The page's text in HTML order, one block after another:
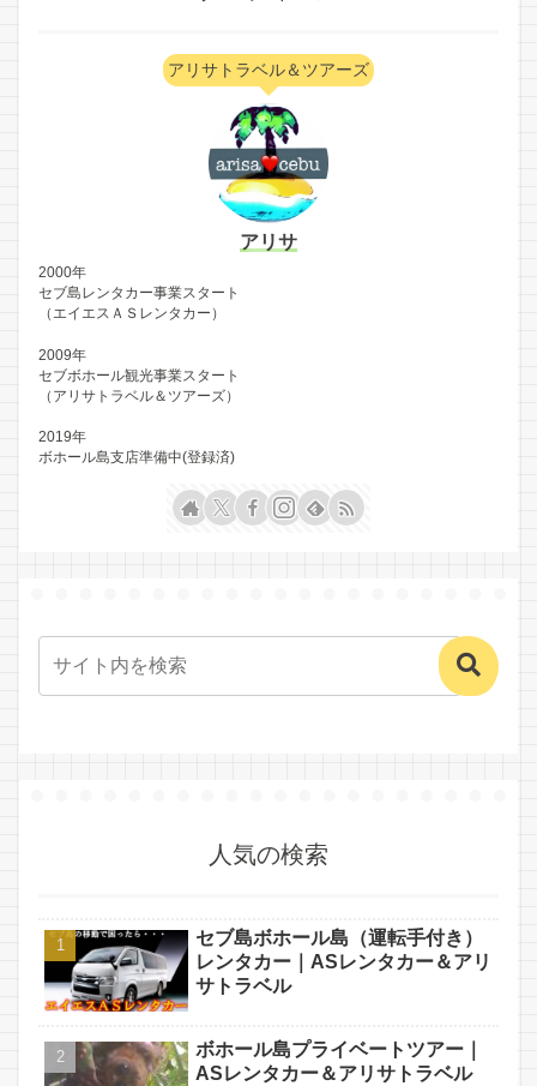
アリサトラベル＆ツアーズ
アリサ
2000年
セブ島レンタカー事業スタート
（エイエスＡＳレンタカー）
2009年
セブボホール観光事業スタート
（アリサトラベル＆ツアーズ）
2019年
ボホール島支店準備中(登録済)
人気の検索
セブ島ボホール島（運転手付き）
レンタカー｜ASレンタカー＆アリ
サトラベル
ボホール島プライベートツアー｜
ASレンタカー＆アリサトラベル